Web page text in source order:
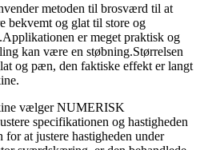
metoden til brosværd til at
bekvemt og glat til store og
er meget praktisk og
kan være en støbning.Størrelsen
og pæn, den faktiske effekt er langt
vælger NUMERISK
specifikationen og hastigheden
at justere hastigheden under